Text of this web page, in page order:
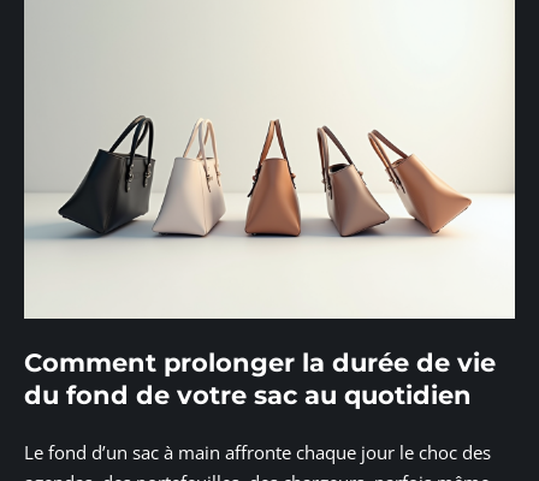
Comment prolonger la durée de vie
du fond de votre sac au quotidien
Le fond d’un sac à main affronte chaque jour le choc des